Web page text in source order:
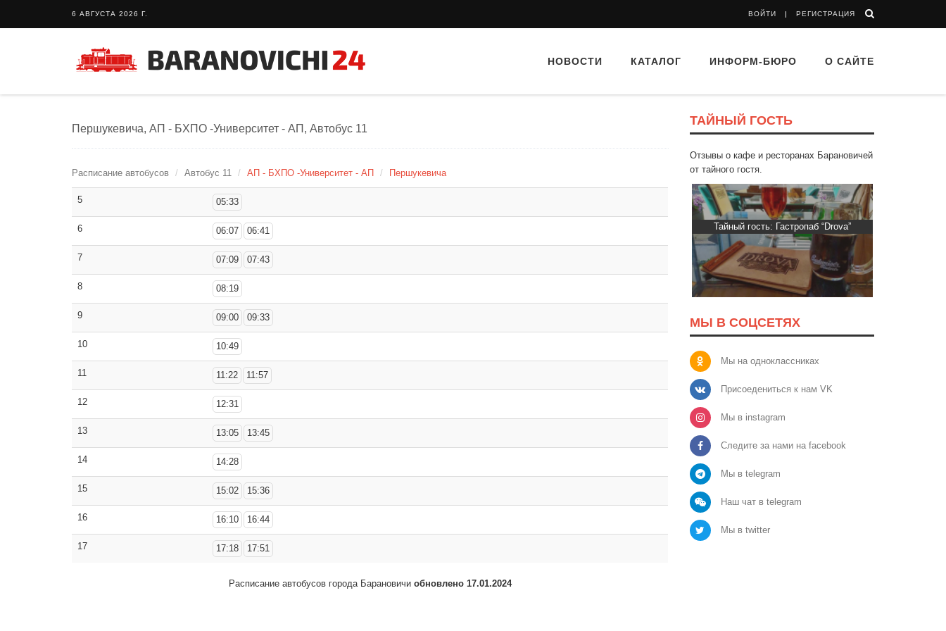
6 АВГУСТА 2026 Г. ВОЙТИ РЕГИСТРАЦИЯ
НОВОСТИ КАТАЛОГ ИНФОРМ-БЮРО О САЙТЕ
Першукевича, АП - БХПО -Университет - АП, Автобус 11
Расписание автобусов Автобус 11 АП - БХПО -Университет - АП Першукевича
5 05:33
6 06:07 06:41
7 07:09 07:43
8 08:19
9 09:00 09:33
10 10:49
11 11:22 11:57
12 12:31
13 13:05 13:45
14 14:28
15 15:02 15:36
16 16:10 16:44
17 17:18 17:51
Расписание автобусов города Барановичи обновлено 17.01.2024
ТАЙНЫЙ ГОСТЬ
Отзывы о кафе и ресторанах Барановичей
от тайного гостя.
Тайный гость: Кафе "Grand Buffet"
МЫ В СОЦСЕТЯХ
Мы на одноклассниках
Присоедениться к нам VK
Мы в instagram
Следите за нами на facebook
Мы в telegram
Наш чат в telegram
Мы в twitter